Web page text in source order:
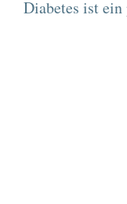
Diabetes ist